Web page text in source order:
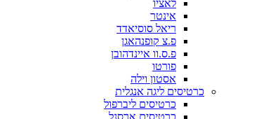
לאציו
אינטר
ריאל סוסיאדד
פ.צ קופנהאגן
פ.ס.וו איינדהובן
פורטו
אסטון וילה
כרטיסים ליגה אנגלית
כרטיסים ליברפול
כרטיסים ארסנל